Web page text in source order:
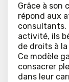
Grâce à son
répond aux
consultants.
activité, ils
de droits à
Ce modèle
consacrer
dans leur